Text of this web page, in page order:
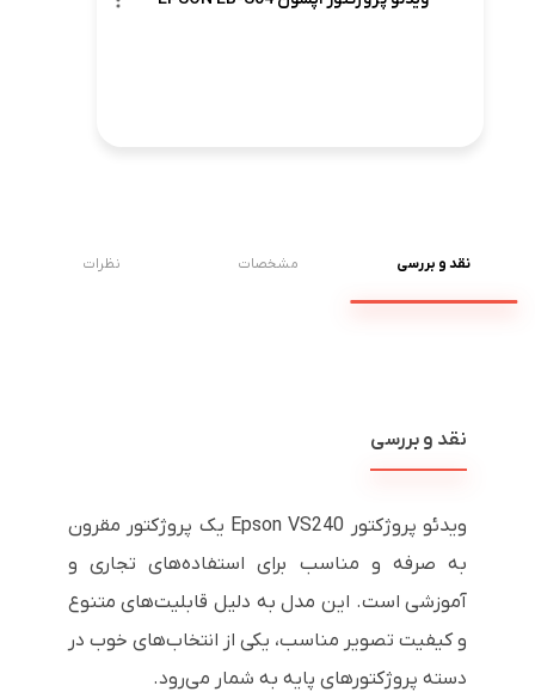
نقد و بررسی مشخصات نظرات
نقد و بررسی
ویدئو پروژکتور Epson VS240 یک پروژکتور مقرون
به صرفه و مناسب برای استفاده‌های تجاری و
آموزشی است. این مدل به دلیل قابلیت‌های متنوع
و کیفیت تصویر مناسب، یکی از انتخاب‌های خوب در
دسته پروژکتورهای پایه به شمار می‌رود.